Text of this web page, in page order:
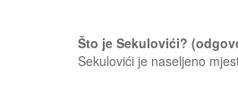
Što je Sekulovići?
Sekulovići je naseljeno